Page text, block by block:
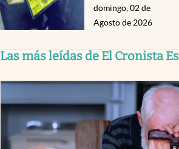
domingo, 02 de
Agosto de 2026
Las más leídas de El Cronista